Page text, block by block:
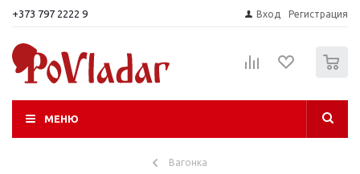
+373 797 2222 9 Вход Регистрация
МЕНЮ
Вагонка